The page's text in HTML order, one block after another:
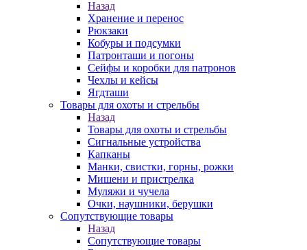
Назад
Хранение и перенос
Рюкзаки
Кобуры и подсумки
Патронташи и погоны
Сейфы и коробки для патронов
Чехлы и кейсы
Ягдташи
Товары для охоты и стрельбы
Назад
Товары для охоты и стрельбы
Сигнальные устройства
Капканы
Манки, свистки, горны, рожки
Мишени и пристрелка
Муляжи и чучела
Очки, наушники, берушки
Сопутствующие товары
Назад
Сопутствующие товары